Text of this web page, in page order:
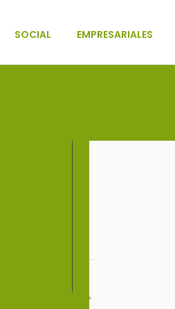
SOCIAL EMPRESARIALES